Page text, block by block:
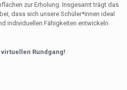
zur Erholung. Insgesamt trägt das
dass sich unsere Schüler*innen ideal
individuellen Fähigkeiten entwickeln
Rundgang!